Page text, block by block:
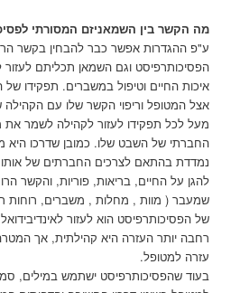
מה הקשר בין השמאניזם המסורתי
ע"פ ההגדרות אפשר כבר להבחין בקשר
הפסיכותרפיסט וגם השמאן תכליתם
איכות החיים וטיפול במשברים. תפקידו של
אצל המטופל וריפוי הקשר שלו עם הקהילה
מעל לכל תפקידו לעזור לקהילה לשמר את
החברתי של השבט שלו. כמובן שדרכו היא
נמדדת בהתאם לצרכים החברתים של
להגן על החיים, בריאות, פוריות, והקשר
שמעבר ( מוות , מחלות , משברים, רוחות
של הפסיכותרפיסט הוא לעזור
רחבה יותר העזרה היא קהילתית, אך
עזרה למטופל.
בעוד שהפסיכותרפיסט ישתמש במילים,